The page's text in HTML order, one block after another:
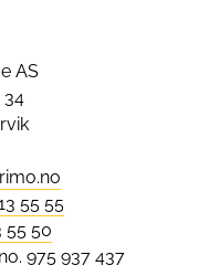
Facebook
to LinkedIn
AS
34
55 55
55 50
975 937 437